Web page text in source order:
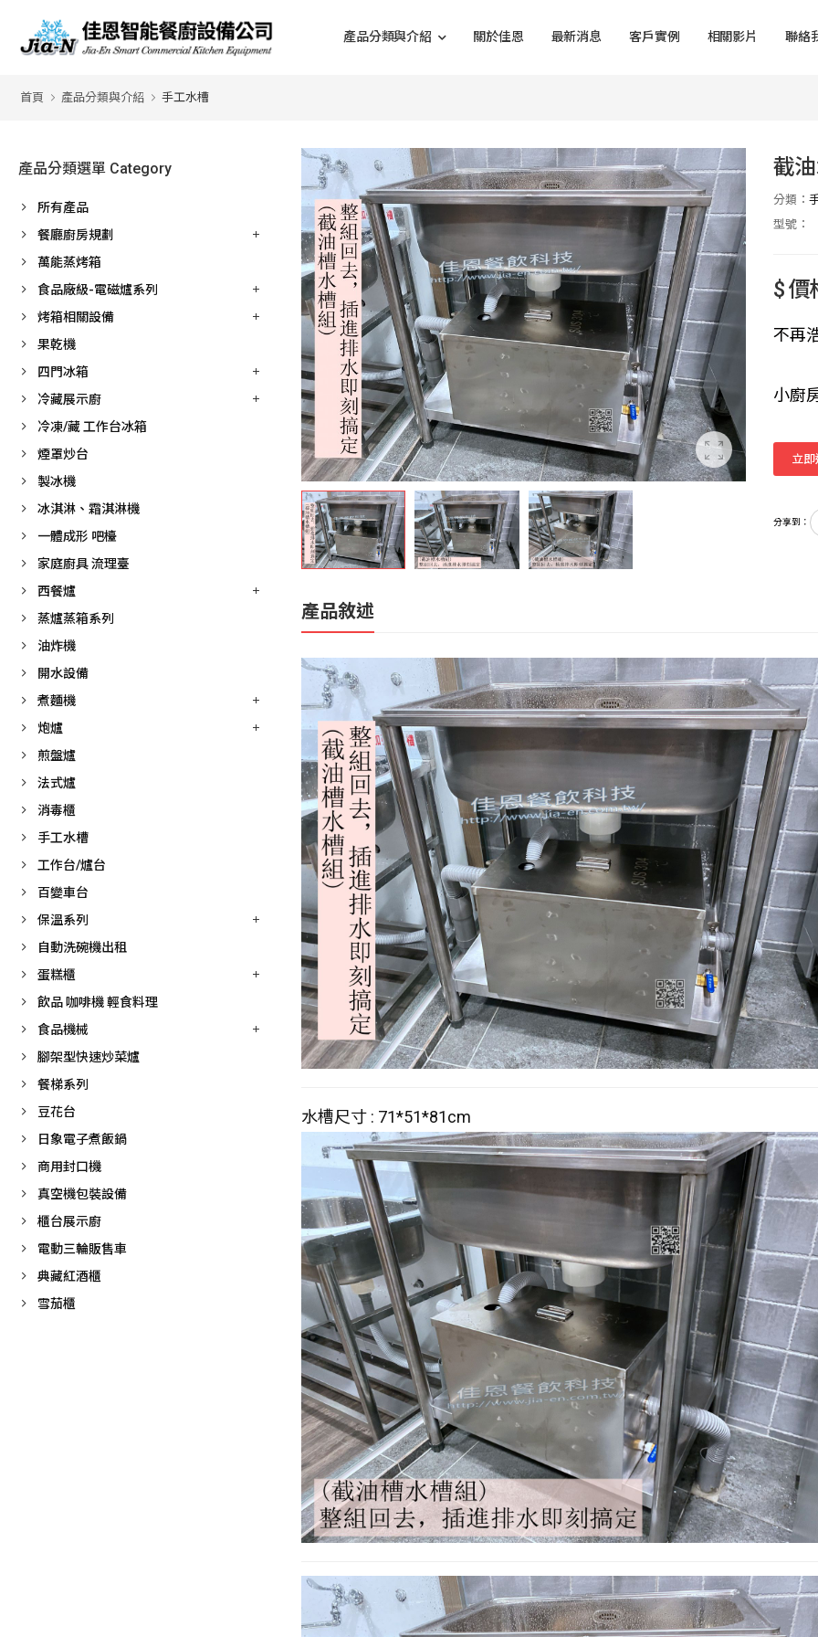
產品分類與介紹 關於佳恩 最新消息 客戶實例 相關影片 聯絡
首頁 產品分類與介紹 手工水槽
產品分類選單 Category
所有產品
餐廳廚房規劃
萬能蒸烤箱
食品廠級-電磁爐系列
烤箱相關設備
果乾機
四門冰箱
冷藏展示廚
冷凍/藏 工作台冰箱
煙罩炒台
製冰機
冰淇淋、霜淇淋機
一體成形 吧檯
家庭廚具 流理臺
西餐爐
蒸爐蒸箱系列
油炸機
開水設備
煮麵機
炮爐
煎盤爐
法式爐
消毒櫃
手工水槽
工作台/爐台
百變車台
保溫系列
自動洗碗機出租
蛋糕櫃
飲品 咖啡機 輕食料理
食品機械
腳架型快速炒菜爐
餐梯系列
豆花台
日象電子煮飯鍋
商用封口機
真空機包裝設備
櫃台展示廚
電動三輪販售車
典藏紅酒櫃
雪茄櫃
截
分類：
型號：
$ 價
不再
小廚
立
分享到：
產品敘述
水槽尺寸 : 71*51*81cm